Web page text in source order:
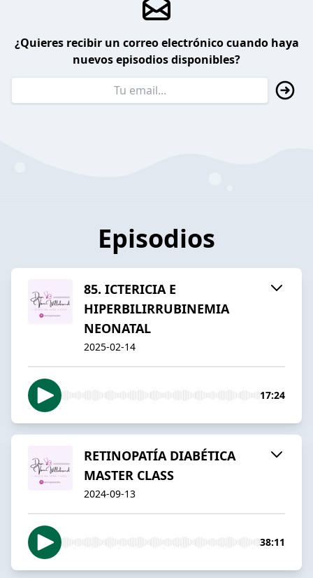
¿Quieres recibir un correo electrónico cuando haya
nuevos episodios disponibles?
Episodios
85. ICTERICIA E
HIPERBILIRRUBINEMIA
NEONATAL
2025-02-14
17:24
RETINOPATÍA DIABÉTICA
MASTER CLASS
2024-09-13
38:11